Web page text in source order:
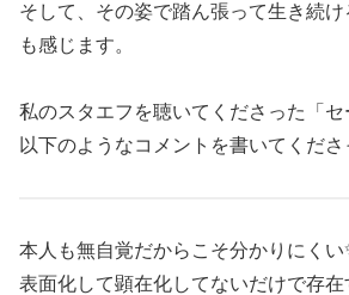
そして、その姿で踏ん張って生き続
も感じます。
私のスタエフを聴いてくださった「
以下のようなコメントを書いてくださ
本人も無自覚だからこそ分かりにくい
表面化して顕在化してないだけで存在